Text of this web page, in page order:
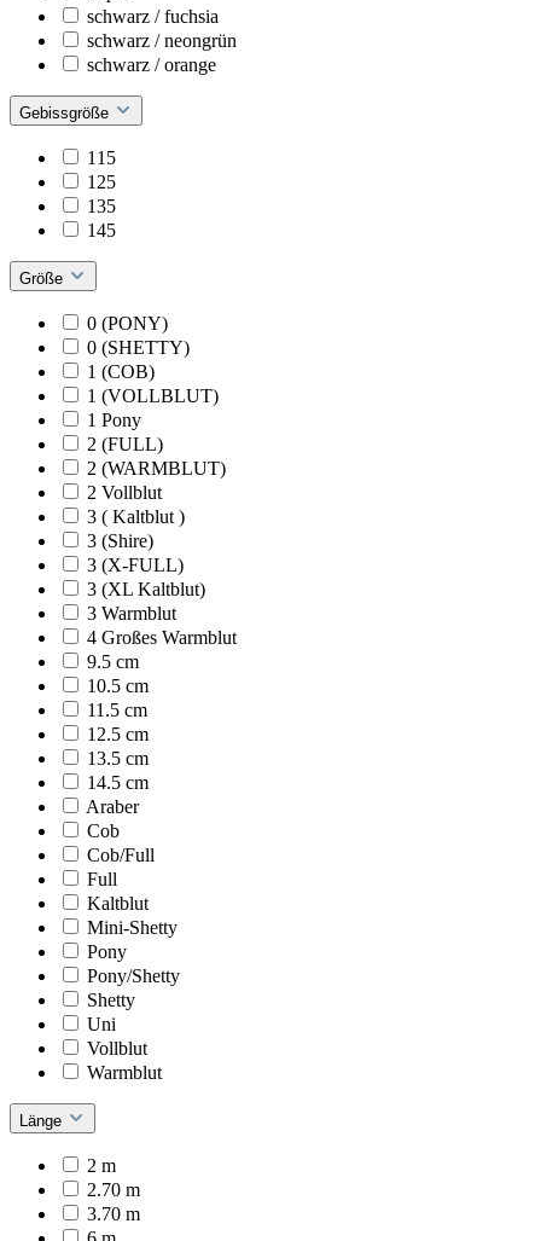
schwarz / fuchsia
schwarz / neongrün
schwarz / orange
Gebissgröße
115
125
135
145
Größe
0 (PONY)
0 (SHETTY)
1 (COB)
1 (VOLLBLUT)
1 Pony
2 (FULL)
2 (WARMBLUT)
2 Vollblut
3 ( Kaltblut )
3 (Shire)
3 (X-FULL)
3 (XL Kaltblut)
3 Warmblut
4 Großes Warmblut
9.5 cm
10.5 cm
11.5 cm
12.5 cm
13.5 cm
14.5 cm
Araber
Cob
Cob/Full
Full
Kaltblut
Mini-Shetty
Pony
Pony/Shetty
Shetty
Uni
Vollblut
Warmblut
Länge
2 m
2.70 m
3.70 m